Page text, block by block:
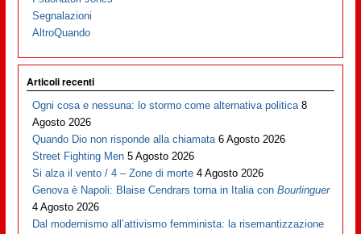
Segnalazioni
AltroQuando
Articoli recenti
Ogni cosa e nessuna: lo stormo come alternativa politica 8
Agosto 2026
Quando Dio non risponde alla chiamata 6 Agosto 2026
Street Fighting Men 5 Agosto 2026
Si alza il vento / 4 – Zone di morte 4 Agosto 2026
Genova è Napoli: Blaise Cendrars torna in Italia conBourlinguer
4 Agosto 2026
Dal modernismo all’attivismo femminista: la risemantizzazione